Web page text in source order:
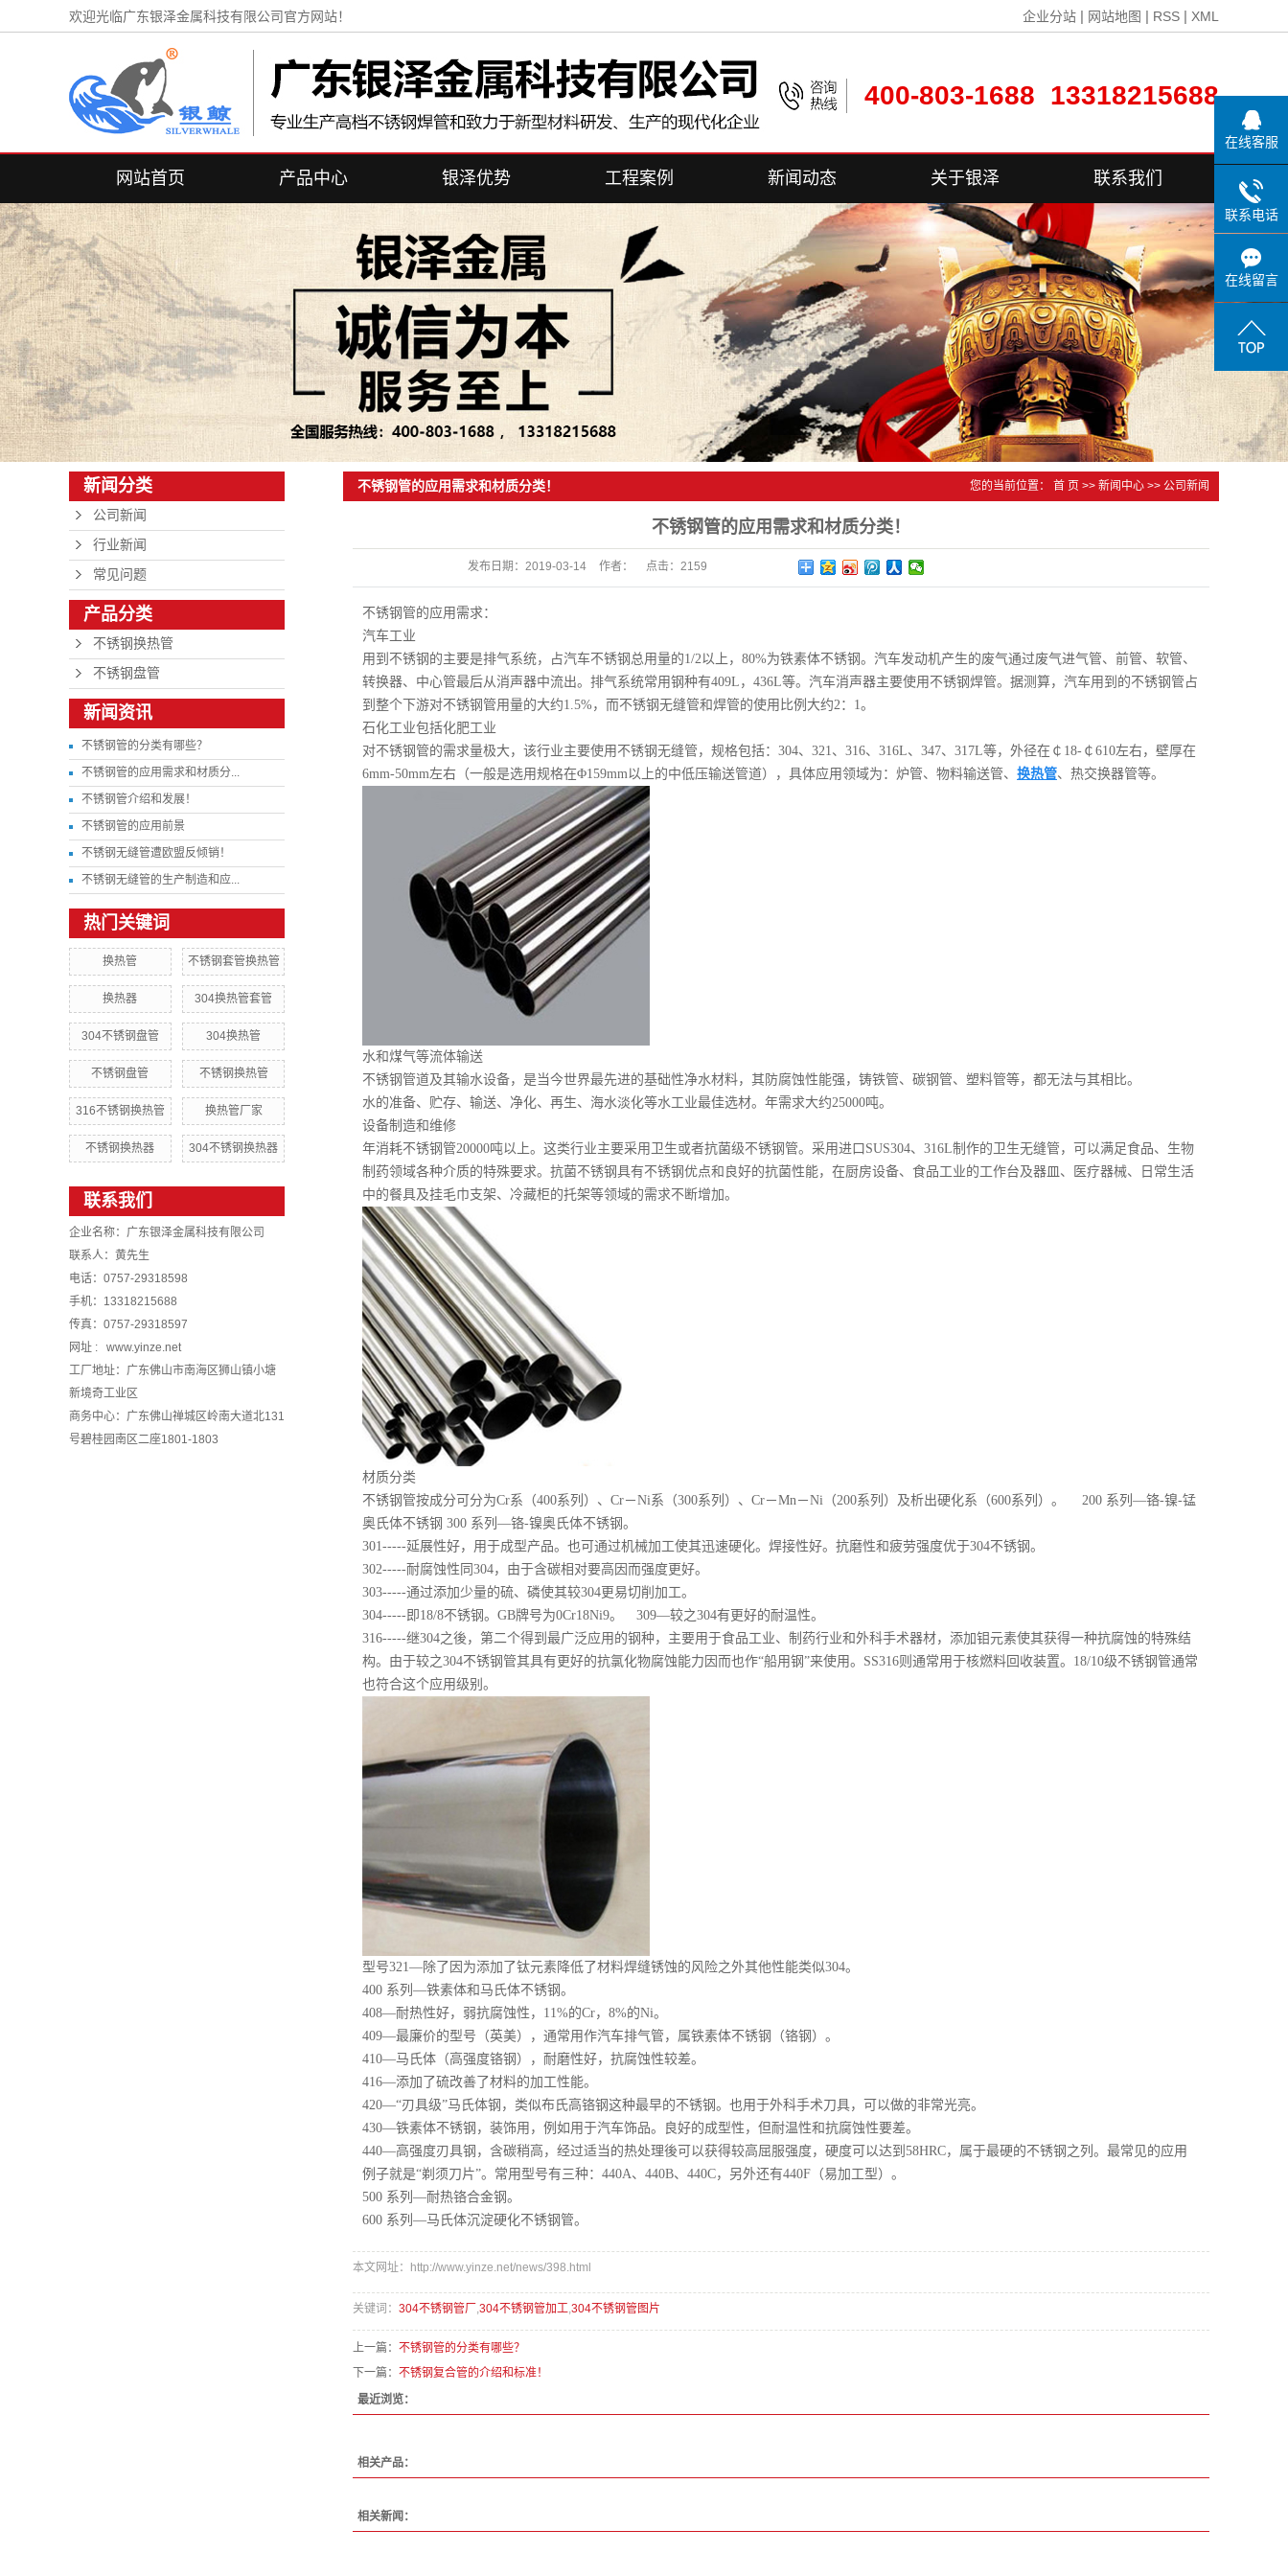
欢迎光临广东银泽金属科技有限公司官方网站！ 企业分站 | 网站地图 | RSS | XML
400-803-1688 13318215688
网站首页 产品中心 银泽优势 工程案例 新闻动态
公司新闻
行业新闻
常见问题
关于银泽
公司简介
荣誉资质
生产设备
联系我们
联系方式
在线留言
新闻分类
公司新闻
行业新闻
常见问题
产品分类
不锈钢换热管
不锈钢盘管
新闻资讯
不锈钢管的分类有哪些？
不锈钢管的应用需求和材质分...
不锈钢管介绍和发展！
不锈钢管的应用前景
不锈钢无缝管遭欧盟反倾销！
不锈钢无缝管的生产制造和应...
热门关键词
换热管 不锈钢套管换热管
换热器 304换热管套管
304不锈钢盘管 304换热管
不锈钢盘管 不锈钢换热管
316不锈钢换热管 换热管厂家
不锈钢换热器 304不锈钢换热器
联系我们
企业名称：广东银泽金属科技有限公司
联系人：黄先生
电话：0757-29318598
手机：13318215688
传真：0757-29318597
网址 : www.yinze.net
工厂地址：广东佛山市南海区狮山镇小塘
新境奇工业区
商务中心：广东佛山禅城区岭南大道北131
号碧桂园南区二座1801-1803
不锈钢管的应用需求和材质分类！ 您的当前位置： 首 页 >> 新闻中心 >> 公司新闻
不锈钢管的应用需求和材质分类！
发布日期： 2019-03-14 作者： 点击： 2159
不锈钢管的应用需求：
汽车工业
用到不锈钢的主要是排气系统，占汽车不锈钢总用量的1/2以上，80%为铁素体不锈钢。汽车发动机产生的废气通过废气进气管、前管、软管、
转换器、中心管最后从消声器中流出。排气系统常用钢种有409L，436L等。汽车消声器主要使用不锈钢焊管。据测算，汽车用到的不锈钢管占
到整个下游对不锈钢管用量的大约1.5%，而不锈钢无缝管和焊管的使用比例大约2：1。
石化工业包括化肥工业
对不锈钢管的需求量极大，该行业主要使用不锈钢无缝管，规格包括：304、321、316、316L、347、317L等，外径在￠18-￠610左右，壁厚在
6mm-50mm左右（一般是选用规格在Φ159mm以上的中低压输送管道），具体应用领域为：炉管、物料输送管、 换热管、热交换器管等。
水和煤气等流体输送
不锈钢管道及其输水设备，是当今世界最先进的基础性净水材料，其防腐蚀性能强，铸铁管、碳钢管、塑料管等，都无法与其相比。
水的准备、贮存、输送、净化、再生、海水淡化等水工业最佳选材。年需求大约25000吨。
设备制造和维修
年消耗不锈钢管20000吨以上。这类行业主要采用卫生或者抗菌级不锈钢管。采用进口SUS304、316L制作的卫生无缝管，可以满足食品、生物
制药领域各种介质的特殊要求。抗菌不锈钢具有不锈钢优点和良好的抗菌性能，在厨房设备、食品工业的工作台及器皿、医疗器械、日常生活
中的餐具及挂毛巾支架、冷藏柜的托架等领域的需求不断增加。
材质分类
不锈钢管按成分可分为Cr系（400系列）、Cr－Ni系（300系列）、Cr－Mn－Ni（200系列）及析出硬化系（600系列）。 200 系列—铬-镍-锰
奥氏体不锈钢 300 系列—铬-镍奥氏体不锈钢。
301-----延展性好，用于成型产品。也可通过机械加工使其迅速硬化。焊接性好。抗磨性和疲劳强度优于304不锈钢。
302-----耐腐蚀性同304，由于含碳相对要高因而强度更好。
303-----通过添加少量的硫、磷使其较304更易切削加工。
304-----即18/8不锈钢。GB牌号为0Cr18Ni9。 309—较之304有更好的耐温性。
316-----继304之後，第二个得到最广泛应用的钢种，主要用于食品工业、制药行业和外科手术器材，添加钼元素使其获得一种抗腐蚀的特殊结
构。由于较之304不锈钢管其具有更好的抗氯化物腐蚀能力因而也作“船用钢”来使用。SS316则通常用于核燃料回收装置。18/10级不锈钢管通常
也符合这个应用级别。
型号321—除了因为添加了钛元素降低了材料焊缝锈蚀的风险之外其他性能类似304。
400 系列—铁素体和马氏体不锈钢。
408—耐热性好，弱抗腐蚀性，11%的Cr，8%的Ni。
409—最廉价的型号（英美），通常用作汽车排气管，属铁素体不锈钢（铬钢）。
410—马氏体（高强度铬钢），耐磨性好，抗腐蚀性较差。
416—添加了硫改善了材料的加工性能。
420—“刃具级”马氏体钢，类似布氏高铬钢这种最早的不锈钢。也用于外科手术刀具，可以做的非常光亮。
430—铁素体不锈钢，装饰用，例如用于汽车饰品。良好的成型性，但耐温性和抗腐蚀性要差。
440—高强度刃具钢，含碳稍高，经过适当的热处理後可以获得较高屈服强度，硬度可以达到58HRC，属于最硬的不锈钢之列。最常见的应用
例子就是“剃须刀片”。常用型号有三种：440A、440B、440C，另外还有440F（易加工型）。
500 系列—耐热铬合金钢。
600 系列—马氏体沉淀硬化不锈钢管。
本文网址：http://www.yinze.net/news/398.html
关键词： 304不锈钢管厂 304不锈钢管加工 304不锈钢管图片
上一篇： 不锈钢管的分类有哪些？
下一篇： 不锈钢复合管的介绍和标准！
最近浏览：
相关产品：
相关新闻：
在线客服
联系电话
在线留言